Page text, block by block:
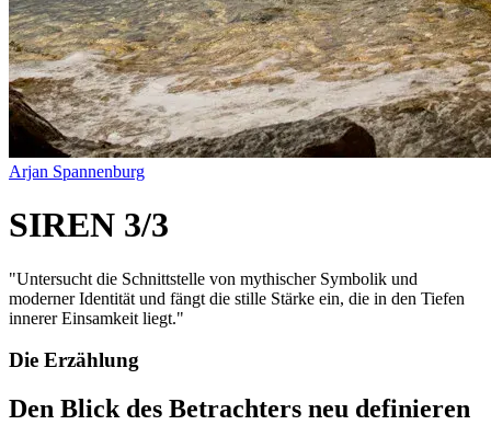
Arjan Spannenburg
SIREN 3/3
"Untersucht die Schnittstelle von mythischer Symbolik und
moderner Identität und fängt die stille Stärke ein, die in den Tiefen
innerer Einsamkeit liegt."
Die Erzählung
Den Blick des Betrachters neu definieren